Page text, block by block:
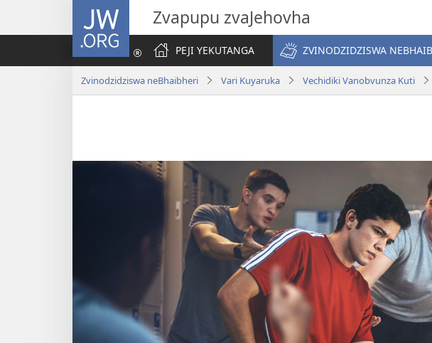
JW.ORG Zvapupu zvaJehovha
PEJI YEKUTANGA
ZVINODZIDZISWA
Zvinodzidziswa neBhaibheri Vari Kuyaruka Vechidiki Vanobvunza Kuti